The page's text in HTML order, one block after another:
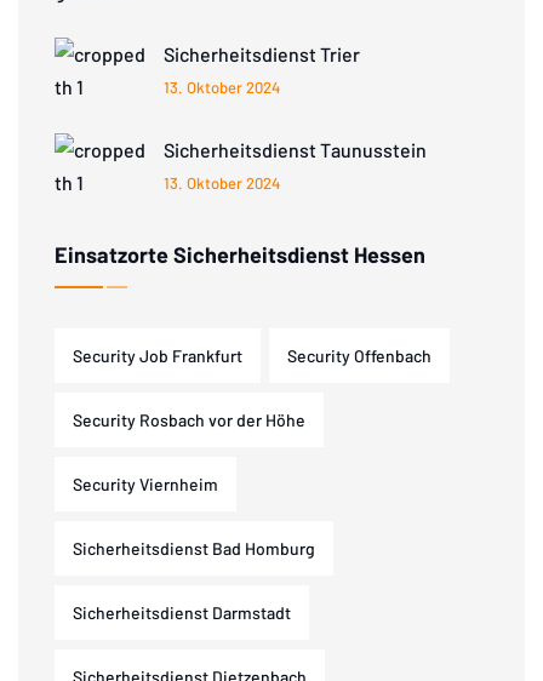
Sicherheitsdienst Trier
13. Oktober 2024
Sicherheitsdienst Taunusstein
13. Oktober 2024
Einsatzorte Sicherheitsdienst Hessen
Security Job Frankfurt Security Offenbach
Security Rosbach vor der Höhe
Security Viernheim
Sicherheitsdienst Bad Homburg
Sicherheitsdienst Darmstadt